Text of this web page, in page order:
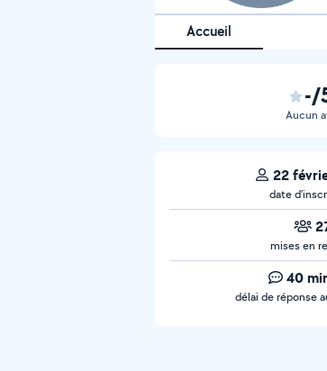
Accueil
-/
Aucun
22
date
mises en
40
délai de réponse